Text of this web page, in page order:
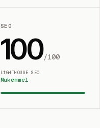
SEO
100/100
LIGHTHOUSE SEO
Mükemmel